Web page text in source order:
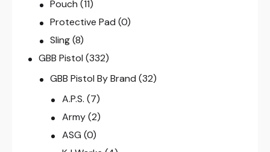
Pouch (11)
Protective Pad (0)
Sling (8)
GBB Pistol (332)
GBB Pistol By Brand (32)
A.P.S. (7)
Army (2)
ASG (0)